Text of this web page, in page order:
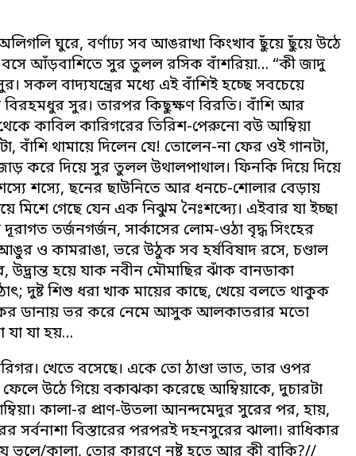
ঘুরে, বর্ণাঢ্য সব আঙরাখা কিংখাব ছুঁয়ে ছুঁয়ে উঠে
বসে আঁড়বাশিতে সুর তুলল রসিক বাঁশরিয়া… “কী জাদু
সকল বাদ্যযন্ত্রের মধ্যে এই বাঁশিই হচ্ছে সবচেয়ে
বিরহমধুর সুর। তারপর কিছুক্ষণ বিরতি। বাঁশি আর
কাবিল কারিগরের তিরিশ-পেরুনো বউ আম্বিয়া
বাঁশি থামায়ে দিলেন যে! তোলেন-না ফের ওই গানটা,
করে দিয়ে সুর তুলল উথালপাথাল। ফিনকি দিয়ে দিয়ে
শস্যে, ছনের ছাউনিতে আর ধনচে-শোলার বেড়ায়
মিশে গেছে যেন এক নিঝুম নৈঃশব্দ্যে। এইবার যা ইচ্ছা
তর্জনগর্জন, সার্কাসের লোম-ওঠা বৃদ্ধ সিংহের
ও কামরাঙা, ভরে উঠুক সব হর্ষবিষাদ রসে, চণ্ডাল
হয়ে যাক নবীন মৌমাছির ঝাঁক বানডাকা
দুষ্ট শিশু ধরা খাক মায়ের কাছে, খেয়ে বলতে থাকুক
ডানায় ভর করে নেমে আসুক আলকাতরার মতো
যা হয়…
খেতে বসেছে। একে তো ঠাণ্ডা ভাত, তার ওপর
উঠে গিয়ে বকাঝকা করেছে আম্বিয়াকে, দুচারটা
কালা-র প্রাণ-উতলা আনন্দমেদুর সুরের পর, হায়,
সর্বনাশা বিস্তারের পরপরই দহনসুরের ঝালা। রাধিকার